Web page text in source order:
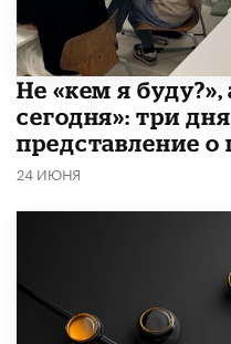
Не «кем я
сегодня»: три
представление о
24 ИЮНЯ